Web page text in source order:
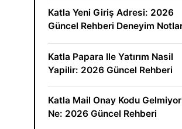
Katla Yeni Giriş Adresi: 2026
Güncel Rehberi Deneyim
Katla Papara Ile Yatırım Nasil
Yapilir: 2026 Güncel Rehberi
Katla Mail Onay Kodu Gelmiyor
Ne: 2026 Güncel Rehberi